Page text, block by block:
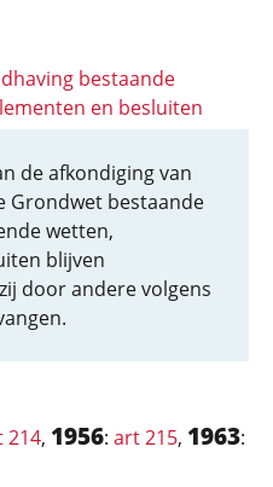
bestaande
en besluiten
de afkondiging van
Grondwet bestaande
wetten,
blijven
door andere volgens
214, 1956: art 215, 1963: